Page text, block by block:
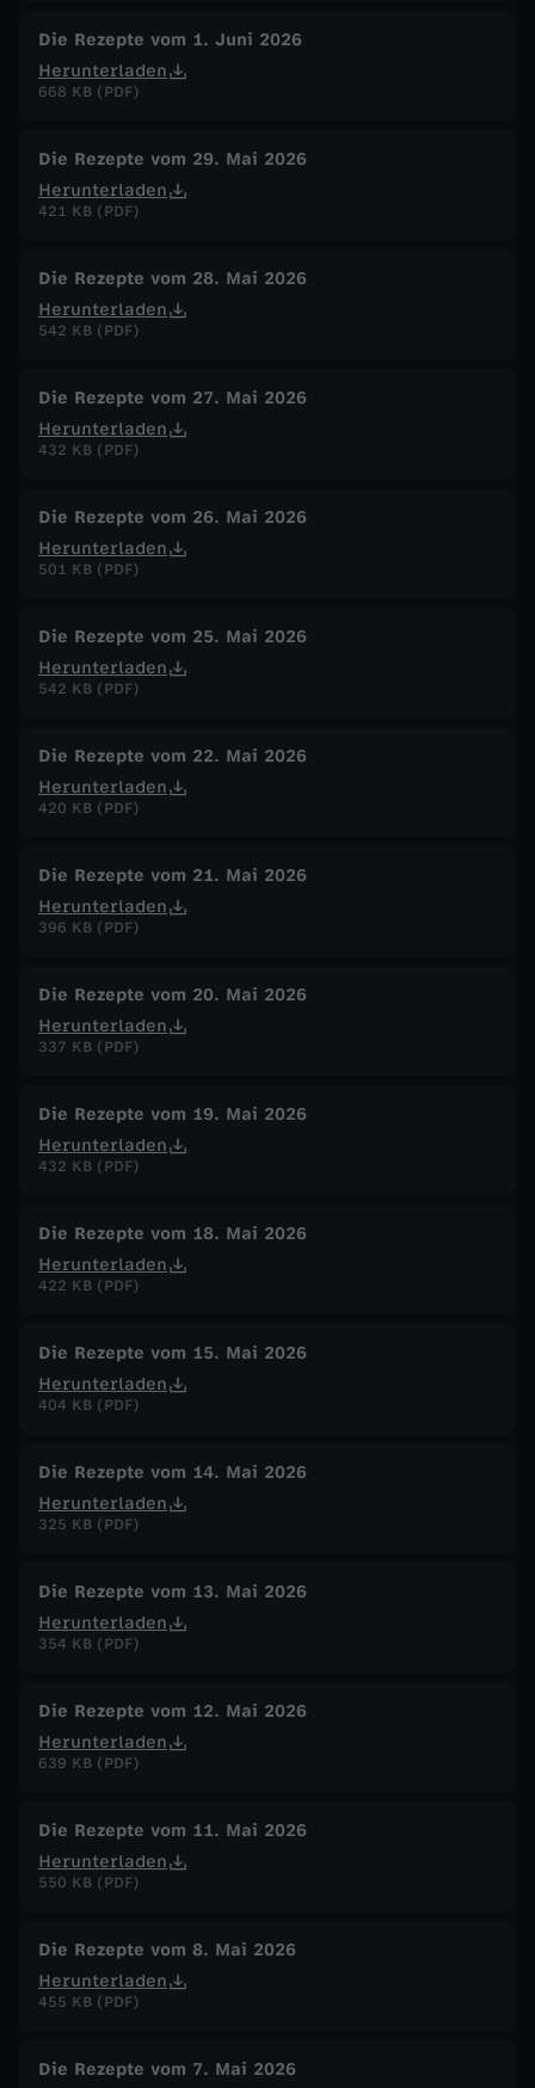
Die Rezepte vom 1. Juni 2026
Herunterladen
668 KB (PDF)
Die Rezepte vom 29. Mai 2026
Herunterladen
421 KB (PDF)
Die Rezepte vom 28. Mai 2026
Herunterladen
542 KB (PDF)
Die Rezepte vom 27. Mai 2026
Herunterladen
432 KB (PDF)
Die Rezepte vom 26. Mai 2026
Herunterladen
501 KB (PDF)
Die Rezepte vom 25. Mai 2026
Herunterladen
542 KB (PDF)
Die Rezepte vom 22. Mai 2026
Herunterladen
420 KB (PDF)
Die Rezepte vom 21. Mai 2026
Herunterladen
396 KB (PDF)
Die Rezepte vom 20. Mai 2026
Herunterladen
337 KB (PDF)
Die Rezepte vom 19. Mai 2026
Herunterladen
432 KB (PDF)
Die Rezepte vom 18. Mai 2026
Herunterladen
422 KB (PDF)
Die Rezepte vom 15. Mai 2026
Herunterladen
404 KB (PDF)
Die Rezepte vom 14. Mai 2026
Herunterladen
325 KB (PDF)
Die Rezepte vom 13. Mai 2026
Herunterladen
354 KB (PDF)
Die Rezepte vom 12. Mai 2026
Herunterladen
639 KB (PDF)
Die Rezepte vom 11. Mai 2026
Herunterladen
550 KB (PDF)
Die Rezepte vom 8. Mai 2026
Herunterladen
455 KB (PDF)
Die Rezepte vom 7. Mai 2026